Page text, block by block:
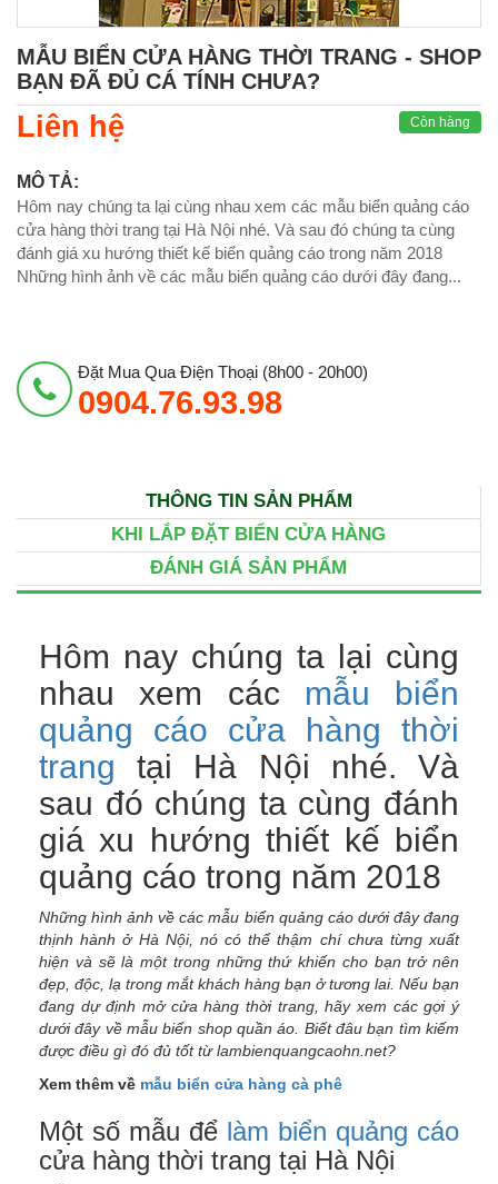
MẪU BIỂN CỬA HÀNG THỜI TRANG - SHOP
BẠN ĐÃ ĐỦ CÁ TÍNH CHƯA?
Liên hệ Còn hàng
MÔ TẢ:
Hôm nay chúng ta lại cùng nhau xem các mẫu biển quảng cáo
cửa hàng thời trang tại Hà Nội nhé. Và sau đó chúng ta cùng
đánh giá xu hướng thiết kế biển quảng cáo trong năm 2018
Những hình ảnh về các mẫu biển quảng cáo dưới đây đang...
Đặt Mua Qua Điện Thoại (8h00 - 20h00)
0904.76.93.98
THÔNG TIN SẢN PHẨM
KHI LẮP ĐẶT BIỂN CỬA HÀNG
ĐÁNH GIÁ SẢN PHẨM
Hôm nay chúng ta lại cùng
nhau xem các mẫu biển
quảng cáo cửa hàng thời
trang tại Hà Nội nhé. Và
sau đó chúng ta cùng đánh
giá xu hướng thiết kế biển
quảng cáo trong năm 2018
Những hình ảnh về các mẫu biển quảng cáo dưới đây đang
thịnh hành ở Hà Nội, nó có thể thậm chí chưa từng xuất
hiện và sẽ là một trong những thứ khiến cho bạn trở nên
đẹp, độc, lạ trong mắt khách hàng bạn ở tương lai. Nếu bạn
đang dự định mở cửa hàng thời trang, hãy xem các gợi ý
dưới đây về mẫu biển shop quần áo. Biết đâu bạn tìm kiếm
được điều gì đó đủ tốt từ lambienquangcaohn.net?
Xem thêm về mẫu biển cửa hàng cà phê
Một số mẫu để làm biển quảng cáo
cửa hàng thời trang tại Hà Nội